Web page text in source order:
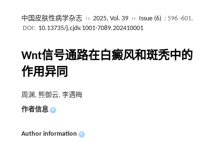
中国皮肤性病学杂志 ›› 2025, Vol. 39 ›› Issue (6) : 596 -601.
DOI: 10.13735/j.cjdv.1001-7089.202410001
Wnt信号通路在白癜风和斑秃中的
作用异同
周渊, 熊御云, 李遇梅
作者信息 +
Author information +